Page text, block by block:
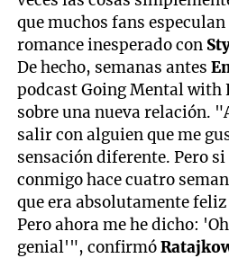
que muchos fans
romance inesperado con
De hecho, semanas antes
podcast Going Mental with
sobre una nueva relación.
salir con alguien que me
sensación diferente. Pero
conmigo hace cuatro
que era absolutamente
Pero ahora me he dicho:
genial'", confirmó